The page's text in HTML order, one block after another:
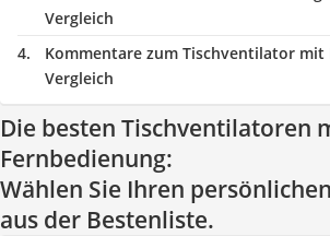
Vergleich
Kommentare zum Tischventilator mit
Vergleich
Die besten Tischventilatoren
Fernbedienung:
Wählen Sie Ihren
aus der Bestenliste.